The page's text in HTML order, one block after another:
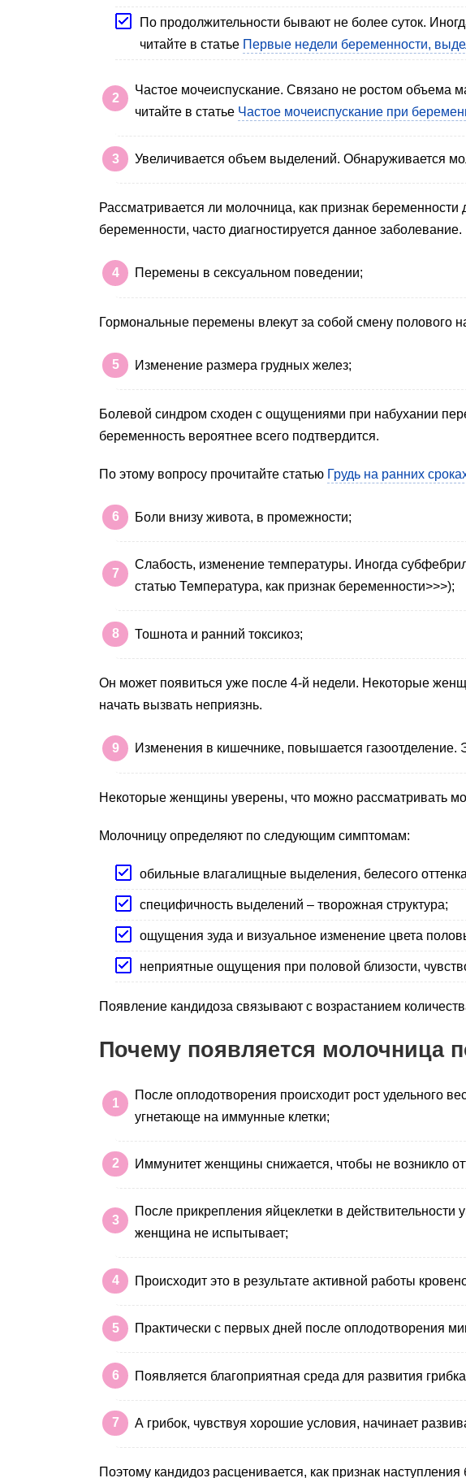
По продолжительности бывают не более суток.
читайте в статье Первые недели беременности,
Частое мочеиспускание. Связано не ростом объема
читайте в статье Частое мочеиспускание при
Увеличивается объем выделений. Обнаруживается
Рассматривается ли молочница, как признак
беременности, часто диагностируется данное заболевание.
Перемены в сексуальном поведении;
Гормональные перемены влекут за собой смену полового
Изменение размера грудных желез;
Болевой синдром сходен с ощущениями при набухании
беременность вероятнее всего подтвердится.
По этому вопросу прочитайте статью Грудь на ранних
Боли внизу живота, в промежности;
Слабость, изменение температуры. Иногда
статью Температура, как признак беременности>>>);
Тошнота и ранний токсикоз;
Он может появиться уже после 4-й недели. Некоторые
начать вызвать неприязнь.
Изменения в кишечнике, повышается
Некоторые женщины уверены, что можно рассматривать
Молочницу определяют по следующим симптомам:
обильные влагалищные выделения, белесого
специфичность выделений – творожная структура;
ощущения зуда и визуальное изменение цвета
неприятные ощущения при половой близости,
Появление кандидоза связывают с возрастанием
Почему появляется молочница
После оплодотворения происходит рост удельного
угнетающе на иммунные клетки;
Иммунитет женщины снижается, чтобы не возникло
После прикрепления яйцеклетки в
женщина не испытывает;
Происходит это в результате активной работы
Практически с первых дней после оплодотворения
Появляется благоприятная среда для развития
А грибок, чувствуя хорошие условия, начинает
Поэтому кандидоз расценивается, как признак